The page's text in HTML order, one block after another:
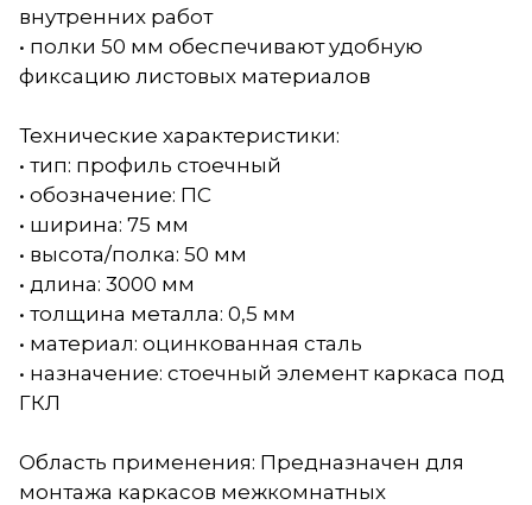
внутренних работ
• полки 50 мм обеспечивают удобную
фиксацию листовых материалов
Технические характеристики:
• тип: профиль стоечный
• обозначение: ПС
• ширина: 75 мм
• высота/полка: 50 мм
• длина: 3000 мм
• толщина металла: 0,5 мм
• материал: оцинкованная сталь
• назначение: стоечный элемент каркаса под
ГКЛ
Область применения: Предназначен для
монтажа каркасов межкомнатных